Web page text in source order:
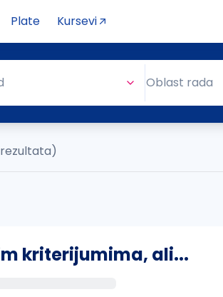
Plate Kursevi
Oblast rada
kriterijumima, ali...